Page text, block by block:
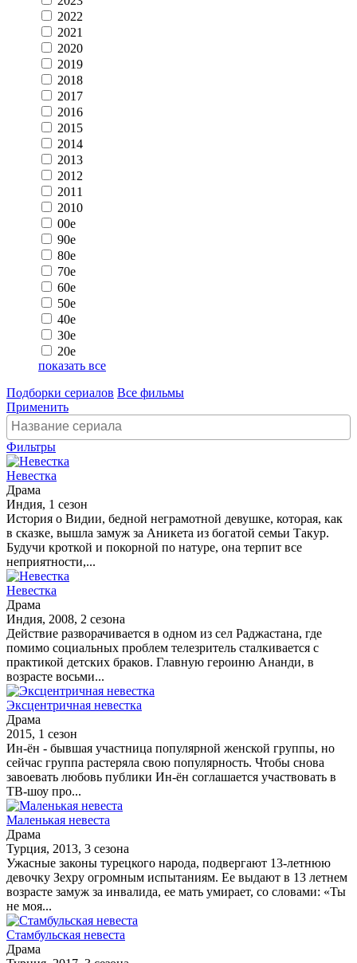
2022
2021
2020
2019
2018
2017
2016
2015
2014
2013
2012
2011
2010
00e
90e
80e
70e
60e
50e
40e
30e
20e
показать все
Подборки сериалов Все фильмы
Применить
Фильтры
Невестка
Драма
Индия, 1 сезон
История о Видии, бедной неграмотной девушке, которая, как
в сказке, вышла замуж за Аникета из богатой семьи Такур.
Будучи кроткой и покорной по натуре, она терпит все
неприятности,...
Невестка
Драма
Индия, 2008, 2 сезона
Действие разворачивается в одном из сел Раджастана, где
помимо социальных проблем телезритель сталкивается с
практикой детских браков. Главную героиню Ананди, в
возрасте восьми...
Эксцентричная невестка
Драма
2015, 1 сезон
Ин-ён - бывшая участница популярной женской группы, но
сейчас группа растеряла свою популярность. Чтобы снова
завоевать любовь публики Ин-ён соглашается участвовать в
ТВ-шоу про...
Маленькая невеста
Драма
Турция, 2013, 3 сезона
Ужасные законы турецкого народа, подвергают 13-летнюю
девочку Зехру огромным испытаниям. Ее выдают в 13 летнем
возрасте замуж за инвалида, ее мать умирает, со словами: «Ты
не моя...
Стамбульская невеста
Драма